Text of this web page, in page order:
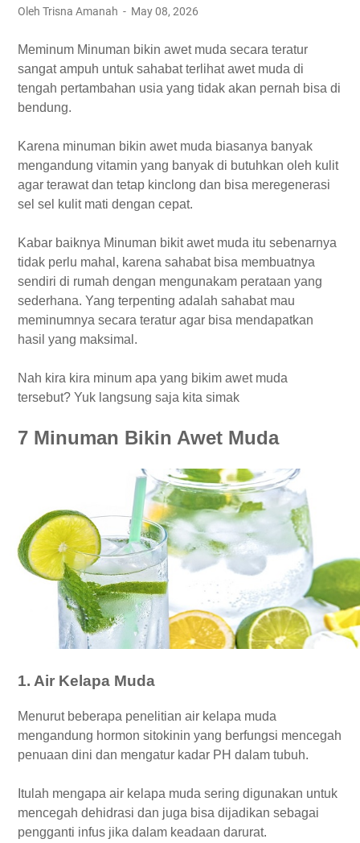
Oleh Trisna Amanah May 08, 2026
Meminum Minuman bikin awet muda secara teratur
sangat ampuh untuk sahabat terlihat awet muda di
tengah pertambahan usia yang tidak akan pernah bisa di
bendung.
Karena minuman bikin awet muda biasanya banyak
mengandung vitamin yang banyak di butuhkan oleh kulit
agar terawat dan tetap kinclong dan bisa meregenerasi
sel sel kulit mati dengan cepat.
Kabar baiknya Minuman bikit awet muda itu sebenarnya
tidak perlu mahal, karena sahabat bisa membuatnya
sendiri di rumah dengan mengunakam perataan yang
sederhana. Yang terpenting adalah sahabat mau
meminumnya secara teratur agar bisa mendapatkan
hasil yang maksimal.
Nah kira kira minum apa yang bikim awet muda
tersebut? Yuk langsung saja kita simak
7 Minuman Bikin Awet Muda
1. Air Kelapa Muda
Menurut beberapa penelitian air kelapa muda
mengandung hormon sitokinin yang berfungsi mencegah
penuaan dini dan mengatur kadar PH dalam tubuh.
Itulah mengapa air kelapa muda sering digunakan untuk
mencegah dehidrasi dan juga bisa dijadikan sebagai
pengganti infus jika dalam keadaan darurat.